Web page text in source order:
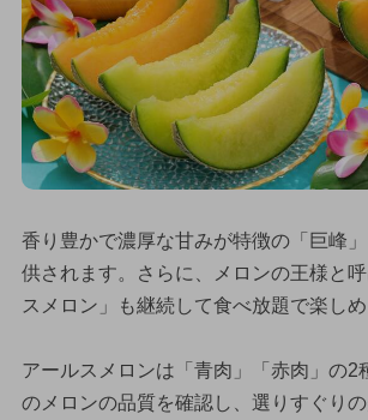
香り豊かで濃厚な甘みが特徴の「巨峰
供されます。さらに、メロンの王様と
スメロン」も継続して食べ放題で楽しめ
アールスメロンは「青肉」「赤肉」の2
のメロンの品質を確認し、選りすぐり